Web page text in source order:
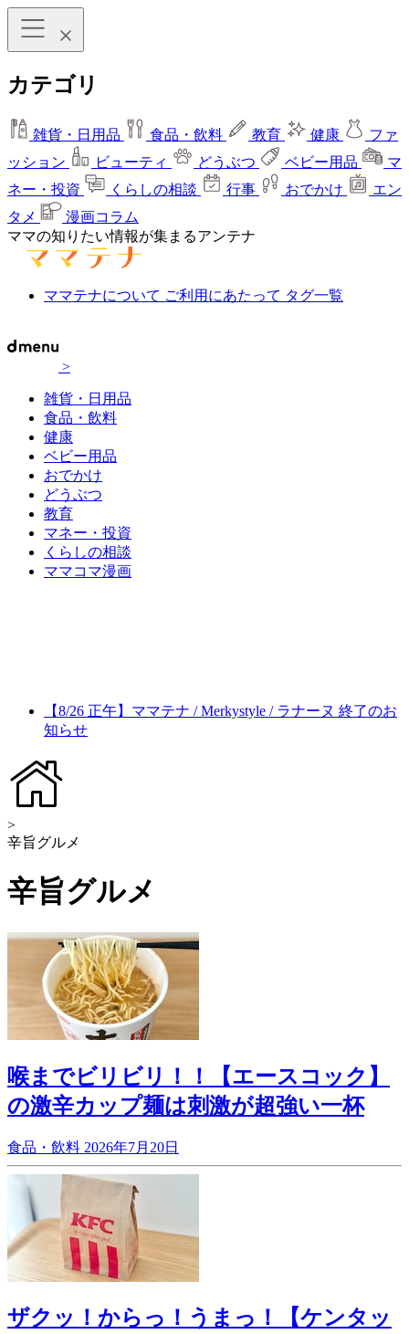
カテゴリ
雑貨・日用品 食品・飲料 教育 健康
ファ
ッション
ビューティ どうぶつ ベビー用品
マ
ネー・投資
くらしの相談 行事 おでかけ
エン
タメ
漫画コラム
ママの知りたい情報が集まるアンテナ
ママテナについて ご利用にあたって タグ一覧
>
雑貨・日用品
食品・飲料
健康
ベビー用品
おでかけ
どうぶつ
教育
マネー・投資
くらしの相談
ママコマ漫画
【8/26 正午】ママテナ / Merkystyle / ラナーヌ 終了のお
知らせ
>
辛旨グルメ
辛旨グルメ
喉までビリビリ！！【エースコック】
の激辛カップ麺は刺激が超強い一杯
食品・飲料 2026年7月20日
ザクッ！からっ！うまっ！【ケンタッ